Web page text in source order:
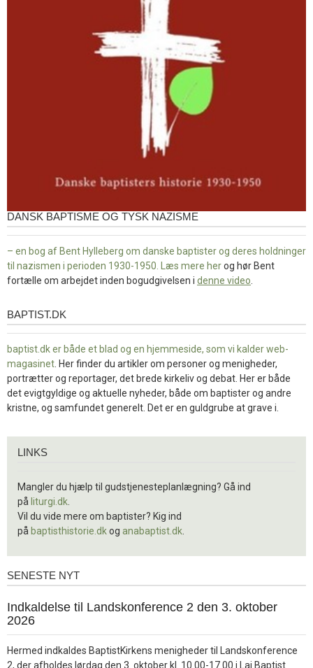
DANSK BAPTISME OG TYSK NAZISME
– en bog af Bent Hylleberg om danske baptister og deres holdninger
til nazismen i perioden 1930-1950. Læs mere herog hør Bent
fortælle om arbejdet inden bogudgivelsen i denne video
baptist.dk
BAPTIST.DK
baptist.dk er både et blad og en hjemmeside, som vi kalder web-
magasinet . Her finder du artikler om personer og menigheder,
portrætter og reportager, det brede kirkeliv og debat. Her er både
det evigtgyldige og aktuelle nyheder, både om baptister og andre
kristne, og samfundet generelt. Det er en guldgrube at grave i.
LINKS
Mangler du hjælp til gudstjenesteplanlægning? Gå ind
på liturgi.dk
Vil du vide mere om baptister? Kig ind
på baptisthistorie.dkog anabaptist.dk
Seneste
SENESTE NYT
1.
jul.
Indkaldelse til Landskonference 2 den 3. oktober
2026
Hermed indkaldes BaptistKirkens menigheder til Landskonference
2, der afholdes lørdag den 3. oktober kl. 10.00-17.00 i Lai Baptist